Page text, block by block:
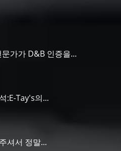
가가 D&B 인증을...
:E-Tay's의...
셔서 정말...